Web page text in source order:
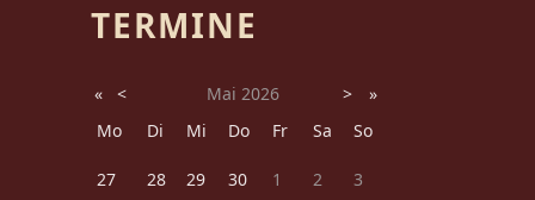
TERMINE
« < Mai 2026 >
»
Mo
Di Mi Do Fr Sa So
27 28 29 30 1 2 3